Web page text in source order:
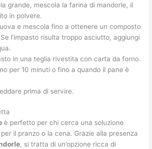
grande, mescola la farina di mandorle, il
in polvere.
e mescola fino a ottenere un composto
l’impasto risulta troppo asciutto, aggiungi
in una teglia rivestita con carta da forno.
per 10 minuti o fino a quando il pane è
prima di servire.
è perfetto per chi cerca una soluzione
il pranzo o la cena. Grazie alla presenza
, si tratta di un’opzione ricca di